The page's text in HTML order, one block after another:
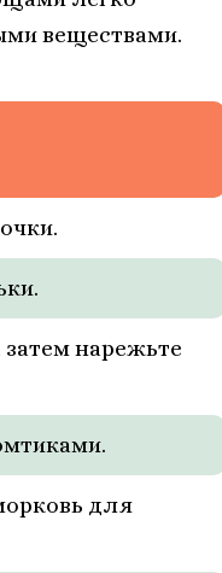
веществами.
нарежьте
для